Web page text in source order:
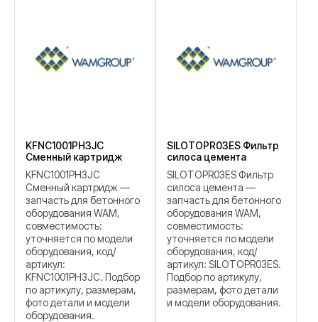
KFNC1001PH3JC
Сменный картридж
KFNC1001PH3JC
Сменный картридж —
запчасть для бетонного
оборудования WAM,
совместимость:
уточняется по модели
оборудования, код/
артикул:
KFNC1001PH3JC. Подбор
по артикулу, размерам,
фото детали и модели
оборудования.
SILOTOPR03ES Фильтр
силоса цемента
SILOTOPR03ES Фильтр
силоса цемента —
запчасть для бетонного
оборудования WAM,
совместимость:
уточняется по модели
оборудования, код/
артикул: SILOTOPR03ES.
Подбор по артикулу,
размерам, фото детали
и модели оборудования.